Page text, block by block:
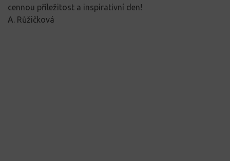
cennou příležitost a inspirativní den!
A. Růžičková